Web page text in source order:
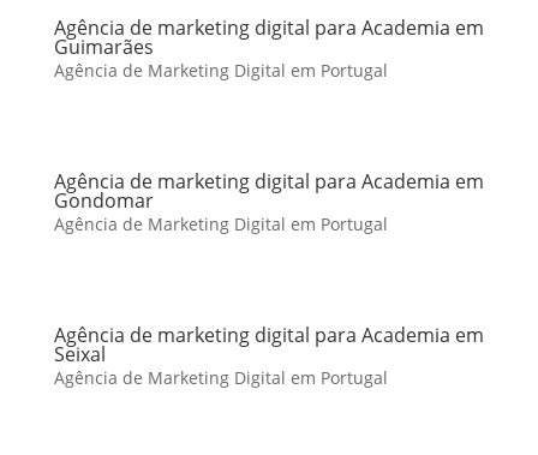
Agência de marketing digital para Academia em
Guimarães
Agência de Marketing Digital em Portugal
Agência de marketing digital para Academia em
Gondomar
Agência de Marketing Digital em Portugal
Agência de marketing digital para Academia em
Seixal
Agência de Marketing Digital em Portugal